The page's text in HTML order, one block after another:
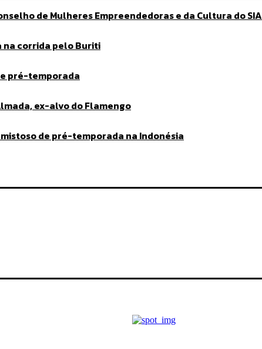
de Mulheres Empreendedoras e da Cultura do SIA
na corrida pelo Buriti
pré-temporada
ex-alvo do Flamengo
de pré-temporada na Indonésia